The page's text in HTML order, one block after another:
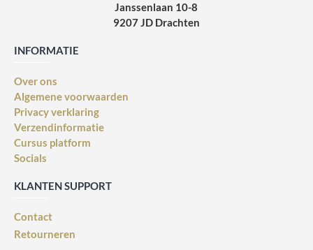
Janssenlaan 10-8
9207 JD Drachten
INFORMATIE
Over ons
Algemene voorwaarden
Privacy verklaring
Verzendinformatie
Cursus platform
Socials
KLANTEN SUPPORT
Contact
Retourneren